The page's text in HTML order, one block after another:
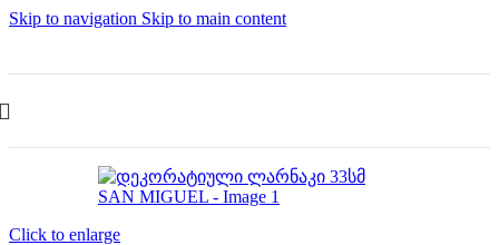
Skip to navigation Skip to main content
Click to enlarge